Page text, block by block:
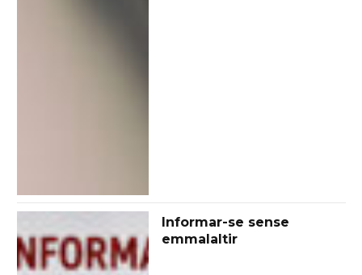
Informar-se sense
emmalaltir